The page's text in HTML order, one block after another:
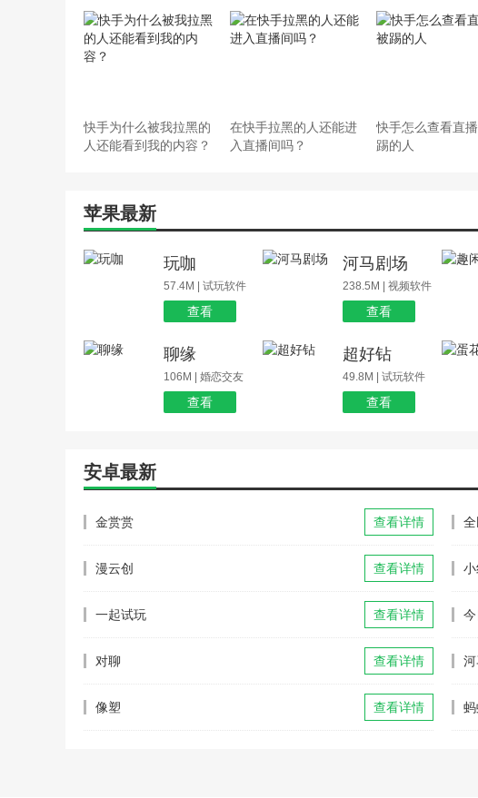
快手为什么被我拉黑的
人还能看到我的内容？
在快手拉黑的人还能进
入直播间吗？
快手怎么查看直
踢的人
苹果最新
玩咖
57.4M | 试玩软件
查看
河马剧场
238.5M | 视频软件
查看
聊缘
106M | 婚恋交友
查看
超好钻
49.8M | 试玩软件
查看
安卓最新
金赏赏 查看详情 全
漫云创 查看详情
一起试玩 查看详情
对聊 查看详情
像塑 查看详情